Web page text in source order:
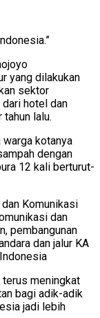
yang dilakukan
sektor
hotel dan
lalu.
kotanya
dengan
12 kali berturut-
Komunikasi
dan
pembangunan
dan jalur KA
terus meningkat
bagi adik-adik
jadi lebih